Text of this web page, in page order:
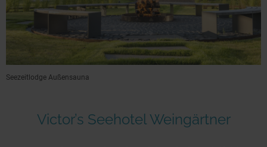
Seezeitlodge Außensauna
Victor’s Seehotel Weingärtner